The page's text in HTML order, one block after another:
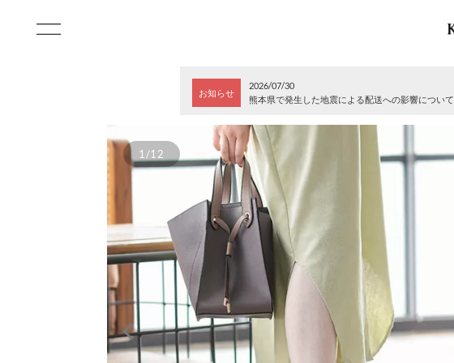
お知らせ
2026/07/30
熊本県で発生した地震による配送への影響について
1/12